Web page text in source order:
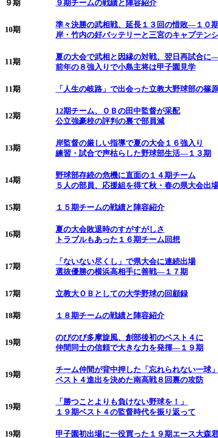
９期 ９期チームの戦績と陣容紹介
10期
準々決勝の武相戦、延長１３回の惜敗―１０
岸・竹内の好バッテリーと三宮のキャプテン
11期
夏の大会で武相と因縁の対戦、翌日再試合に
前年の８強入りで小島主将は甲子園見学
11期 「人生の岐路」で出会った立教大野球部の篠
12期
12期チーム、ＯＢの田中監督が采配
公立強豪校の評判の裏で部員減
13期
岸監督の厳しい指導で夏の大会１６強入り
練習・試合で声枯らした野球部生活―１３期
14期
野球部存続の危機に直面の１４期チーム
５人の部員、応援組を得て秋・春の県大会出
15期 １５期チームの戦績と陣容紹介
16期
夏の大会敗退時のすがすがしさ
トラブルもあった１６期チーム回想
17期
「ないない尽くし」で県大会に連続出場
選抜優勝の横浜高相手に善戦―１７期
17期 立教大ＯＢとしての大学野球の回顧録
18期 １８期チームの戦績と陣容紹介
19期
のびのび多摩旋風、創部後初のベスト４に
仲間同士の信頼で大きな力を発揮―１９期
19期
チーム仲間が背中押した「忘れられない一球
ベスト４進出を決めた南高戦８回裏の攻防
19期
「勝つことよりも負けない野球を！」
１９期ベスト４の監督時代を振り返って
19期 甲子園初出場に一役買った１９期エース大森